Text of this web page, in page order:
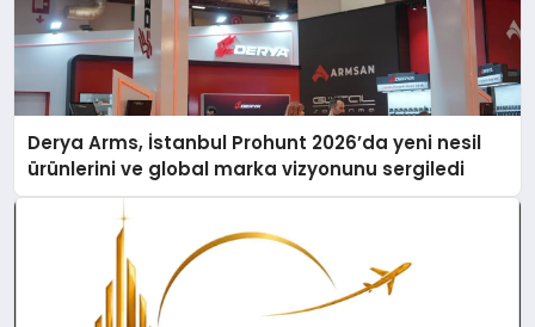
Derya Arms, İstanbul Prohunt 2026’da yeni nesil
ürünlerini ve global marka vizyonunu sergiledi